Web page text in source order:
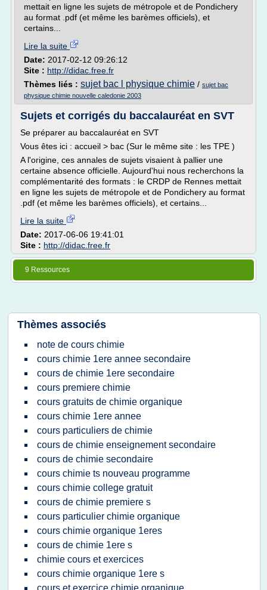
mettait en ligne les sujets de métropole et de Pondichery
au format .pdf (et même les barèmes officiels), et
certains...
Lire la suite
Date: 2017-02-12 09:26:12
Site : http://didac.free.fr
Thèmes liés : sujet bac l physique chimie / sujet bac
physique chimie nouvelle caledonie 2003
Sujets et corrigés du baccalauréat en SVT
Se préparer au baccalauréat en SVT
Vous êtes ici : accueil > bac (Sur le même site : les TPE )
A l'origine, ces annales de sujets visaient à pallier une
certaine absence officielle. Aujourd'hui nous recherchons la
complémentarité des formats : le CRDP de Rennes mettait
en ligne les sujets de métropole et de Pondichery au format
.pdf (et même les barèmes officiels), et certains...
Lire la suite
Date: 2017-06-06 19:41:01
Site : http://didac.free.fr
9 Ressources
Thèmes associés
note de cours chimie
cours chimie 1ere annee secondaire
cours de chimie 1ere secondaire
cours premiere chimie
cours gratuits de chimie organique
cours chimie 1ere annee
cours particuliers de chimie
cours de chimie enseignement secondaire
cours de chimie secondaire
cours chimie ts nouveau programme
cours chimie college gratuit
cours de chimie premiere s
cours particulier chimie organique
cours chimie organique 1eres
cours de chimie 1ere s
chimie cours et exercices
cours chimie organique 1ere s
cours et exercice chimie organique